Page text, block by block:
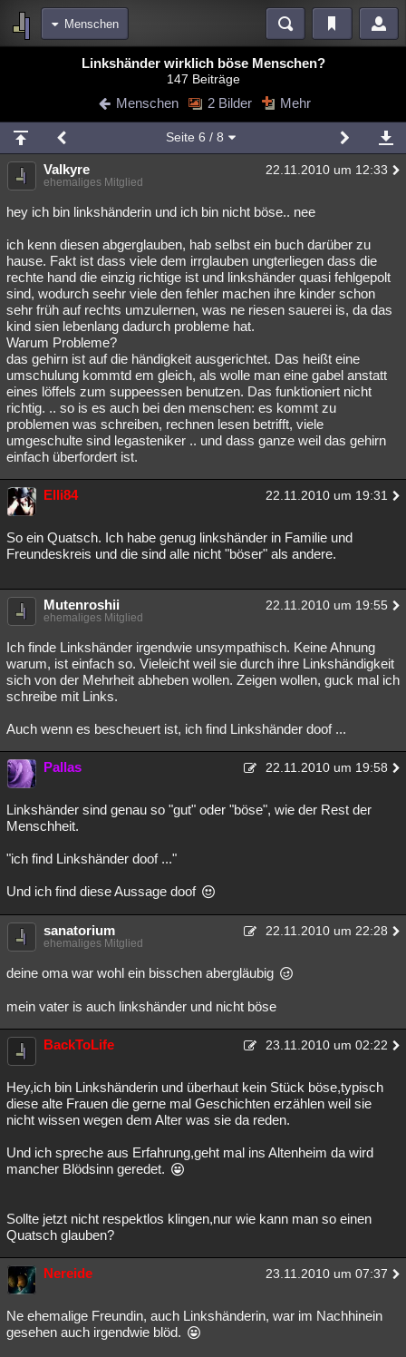
Menschen
Blogs Videos
Chat Wiki Neuigkeiten
meine Rubriken
Menschen Mystery Kriminalfälle
Spiritualität Verschwörungen Technologie Ufologie
Natur Umfragen Unterhaltung
weitere Rubriken
Philosophie Träume Orte Esoterik Literatur
Astronomie Helpdesk Gruppen Gaming
Musik Clash Verbesserungen Allmystery English
Übersichten
Besucht Teilgenommen Alle Neue Geschlossen
Lesenswert Schlüsselwörter
Linkshänder wirklich böse Menschen?
147 Beiträge
Menschen 2 Bilder Mehr
Seite 6 / 8
Valkyre 22.11.2010 um 12:33
ehemaliges Mitglied
hey ich bin linkshänderin und ich bin nicht böse.. nee
ich kenn diesen abgerglauben, hab selbst ein buch darüber zu
hause. Fakt ist dass viele dem irrglauben ungterliegen dass die
rechte hand die einzig richtige ist und linkshänder quasi fehlgepolt
sind, wodurch seehr viele den fehler machen ihre kinder schon
sehr früh auf rechts umzulernen, was ne riesen sauerei is, da das
kind sien lebenlang dadurch probleme hat.
Warum Probleme?
das gehirn ist auf die händigkeit ausgerichtet. Das heißt eine
umschulung kommtd em gleich, als wolle man eine gabel anstatt
eines löffels zum suppeessen benutzen. Das funktioniert nicht
richtig. .. so is es auch bei den menschen: es kommt zu
problemen was schreiben, rechnen lesen betrifft, viele
umgeschulte sind legasteniker .. und dass ganze weil das gehirn
einfach überfordert ist.
Elli84 22.11.2010 um 19:31
So ein Quatsch. Ich habe genug linkshänder in Familie und
Freundeskreis und die sind alle nicht "böser" als andere.
Mutenroshii 22.11.2010 um 19:55
ehemaliges Mitglied
Ich finde Linkshänder irgendwie unsympathisch. Keine Ahnung
warum, ist einfach so. Vieleicht weil sie durch ihre Linkshändigkeit
sich von der Mehrheit abheben wollen. Zeigen wollen, guck mal ich
schreibe mit Links.
Auch wenn es bescheuert ist, ich find Linkshänder doof ...
Pallas 22.11.2010 um 19:58
Linkshänder sind genau so "gut" oder "böse", wie der Rest der
Menschheit.
"ich find Linkshänder doof ..."
Und ich find diese Aussage doof
sanatorium 22.11.2010 um 22:28
ehemaliges Mitglied
deine oma war wohl ein bisschen abergläubig
mein vater is auch linkshänder und nicht böse
BackToLife 23.11.2010 um 02:22
Hey,ich bin Linkshänderin und überhaut kein Stück böse,typisch
diese alte Frauen die gerne mal Geschichten erzählen weil sie
nicht wissen wegen dem Alter was sie da reden.
Und ich spreche aus Erfahrung,geht mal ins Altenheim da wird
mancher Blödsinn geredet.
Sollte jetzt nicht respektlos klingen,nur wie kann man so einen
Quatsch glauben?
Nereide 23.11.2010 um 07:37
Ne ehemalige Freundin, auch Linkshänderin, war im Nachhinein
gesehen auch irgendwie blöd.